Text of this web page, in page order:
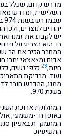
מדרש קדום, שכלל
השלישית, ומדרש
יהודים לנוצרים,
יש לקבוע את זמנו
בו. הוא הצביע על
המחבר הכיר את הר
אדום ומצאצאי יתרו
חיות,23 כלפי נשים,
ועוד. מבדיקת
ממנו, המדרש חובר
בשנת 970.
המחלוקת ארוכת
באופן חד-משמעי,
המתמקדת באפיון
התשיעית.